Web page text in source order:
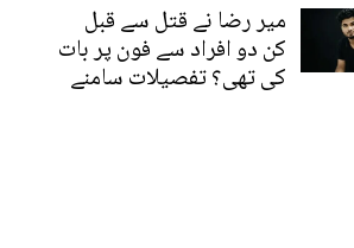
میر رضا نے قتل سے قبل
کن دو افراد سے فون پر بات
کی تھی؟ تفصیلات سامنے